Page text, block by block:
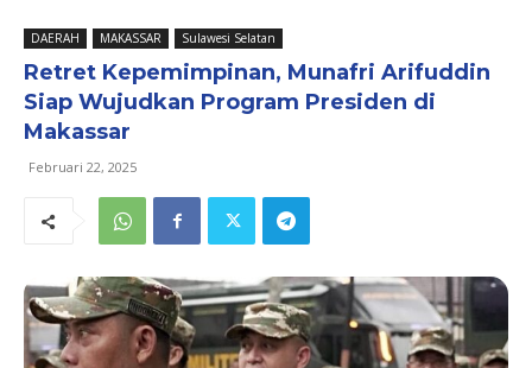
DAERAH MAKASSAR Sulawesi Selatan
Retret Kepemimpinan, Munafri Arifuddin
Siap Wujudkan Program Presiden di
Makassar
Februari 22, 2025